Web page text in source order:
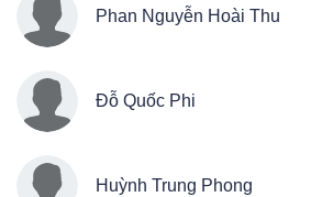
Phan Nguyễn Hoài Thu
Đỗ Quốc Phi
Huỳnh Trung Phong